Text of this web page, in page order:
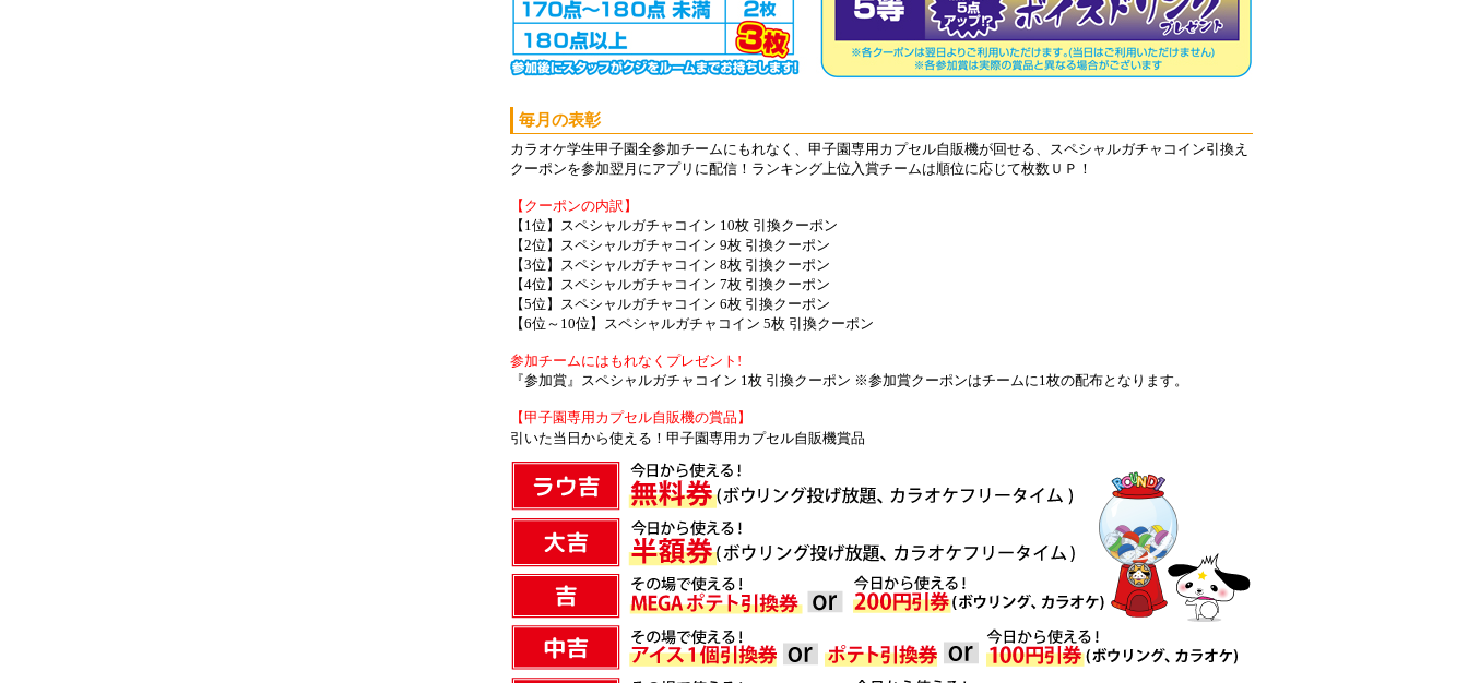
毎月の表彰
カラオケ学生甲子園全参加チームにもれなく、甲子園専用カプセル自販機が回せる、スペシャルガチャコイン引換え
クーポンを参加翌月にアプリに配信！ランキング上位入賞チームは順位に応じて枚数ＵＰ！
【クーポンの内訳】
【1位】スペシャルガチャコイン 10枚 引換クーポン
【2位】スペシャルガチャコイン 9枚 引換クーポン
【3位】スペシャルガチャコイン 8枚 引換クーポン
【4位】スペシャルガチャコイン 7枚 引換クーポン
【5位】スペシャルガチャコイン 6枚 引換クーポン
【6位～10位】スペシャルガチャコイン 5枚 引換クーポン
参加チームにはもれなくプレゼント!
『参加賞』スペシャルガチャコイン 1枚 引換クーポン ※参加賞クーポンはチームに1枚の配布となります。
【甲子園専用カプセル自販機の賞品】
引いた当日から使える！甲子園専用カプセル自販機賞品